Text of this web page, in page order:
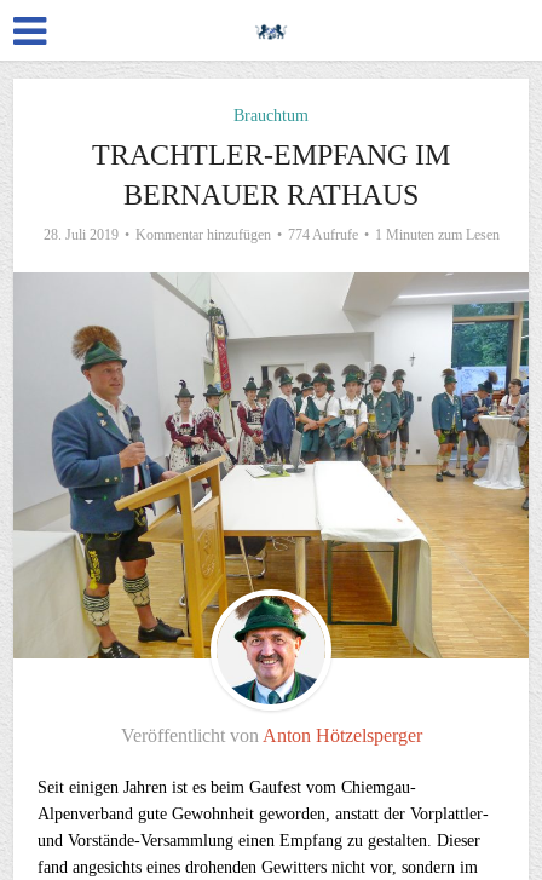
Brauchtum
TRACHTLER-EMPFANG IM
BERNAUER RATHAUS
28. Juli 2019 Kommentar hinzufügen 774 Aufrufe 1 Minuten zum Lesen
Veröffentlicht von Anton Hötzelsperger
Seit einigen Jahren ist es beim Gaufest vom Chiemgau-
Alpenverband gute Gewohnheit geworden, anstatt der Vorplattler-
und Vorstände-Versammlung einen Empfang zu gestalten. Dieser
fand angesichts eines drohenden Gewitters nicht vor, sondern im